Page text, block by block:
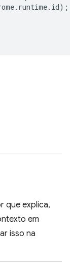
. runtime. id);
que explica,
em
isso na